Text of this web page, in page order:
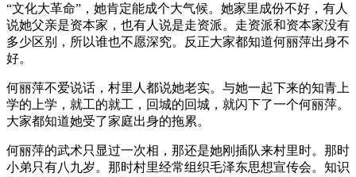
“文化大革命”，她肯定能成个大气候。她家里成份不好，有人
说她父亲是资本家，也有人说是走资派。走资派和资本家没有
多少区别，所以谁也不愿深究。反正大家都知道何丽萍出身不
好。
何丽萍不爱说话，村里人都说她老实。与她一起下来的知青上
学的上学，就工的就工，回城的回城，就闪下了一个何丽萍。
大家都知道她受了家庭出身的拖累。
何丽萍的武术只显过一次相，那还是她刚插队来村里时。那时
小弟只有八九岁。那时村里经常组织毛泽东思想宣传会。知识